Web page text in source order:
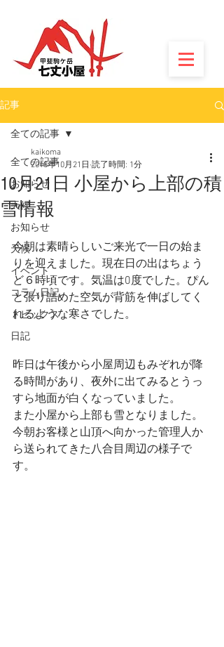
記事
全ての記事
お知らせ
天候
お知らせ
天候
イベント
コラム日記
トピックス
日記
全ての記事
10月21日 小屋から上部の積
雪情報
kaikoma
2018年10月21日 読了時間: 1分
今朝は素晴らしいご来光で一日の始ま
りを迎えました。現在日の出はちょう
ど６時頃です。気温は0度でした。ぴん
と張り詰めた空気が背筋を伸ばしてく
れるような寒さでした。
昨日は午後から小屋周辺もみぞれが降
る時間があり、夜外に出てみるとうっ
すら地面が白くなっていました。
また小屋から上部も雪となりました。
今朝お客様と山頂へ向かった管理人か
ら送られてきた八合目周辺の様子で
す。